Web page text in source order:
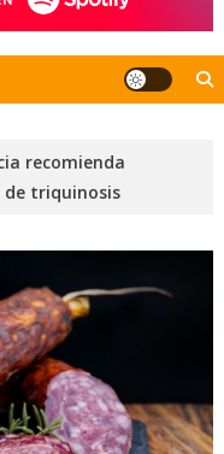
recomienda
de triquinosis